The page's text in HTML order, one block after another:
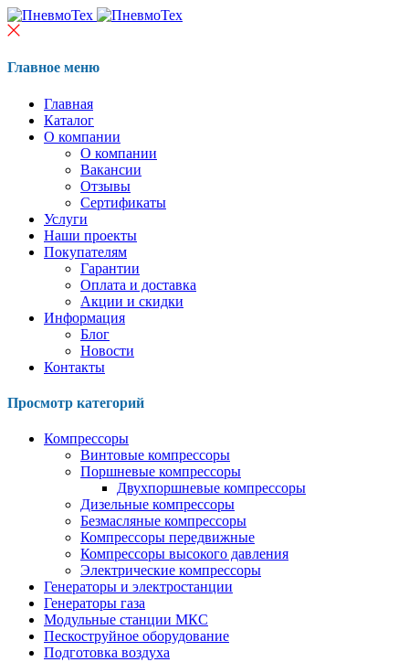
Главное меню
Главная
Каталог
О компании
О компании
Вакансии
Отзывы
Сертификаты
Услуги
Наши проекты
Покупателям
Гарантии
Оплата и доставка
Акции и скидки
Информация
Блог
Новости
Контакты
Просмотр категорий
Компрессоры
Винтовые компрессоры
Поршневые компрессоры
Двухпоршневые компрессоры
Дизельные компрессоры
Безмасляные компрессоры
Компрессоры передвижные
Компрессоры высокого давления
Электрические компрессоры
Генераторы и электростанции
Генераторы газа
Модульные станции МКС
Пескоструйное оборудование
Подготовка воздуха